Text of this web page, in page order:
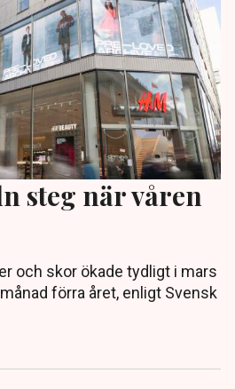
steg när våren
och skor ökade tydligt i mars
förra året, enligt Svensk